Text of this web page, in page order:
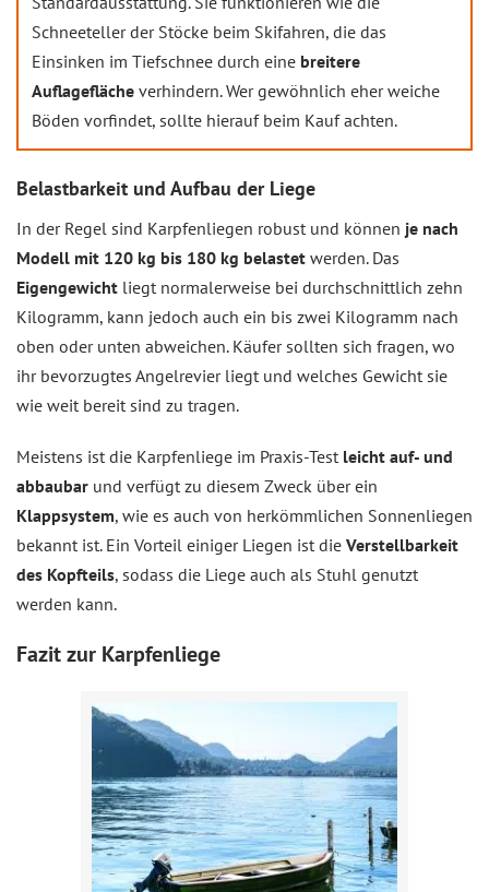
Schneeteller der Stöcke beim Skifahren, die das
Einsinken im Tiefschnee durch eine breitere
Auflagefläche verhindern. Wer gewöhnlich eher weiche
Böden vorfindet, sollte hierauf beim Kauf achten.
Belastbarkeit und Aufbau der Liege
In der Regel sind Karpfenliegen robust und können je nach
Modell mit 120 kg bis 180 kg belastet werden. Das
Eigengewicht liegt normalerweise bei durchschnittlich zehn
Kilogramm, kann jedoch auch ein bis zwei Kilogramm nach
oben oder unten abweichen. Käufer sollten sich fragen, wo
ihr bevorzugtes Angelrevier liegt und welches Gewicht sie
wie weit bereit sind zu tragen.
Meistens ist die Karpfenliege im Praxis-Test leicht auf- und
abbaubar und verfügt zu diesem Zweck über ein
Klappsystem, wie es auch von herkömmlichen Sonnenliegen
bekannt ist. Ein Vorteil einiger Liegen ist die Verstellbarkeit
des Kopfteils, sodass die Liege auch als Stuhl genutzt
werden kann.
Fazit zur Karpfenliege